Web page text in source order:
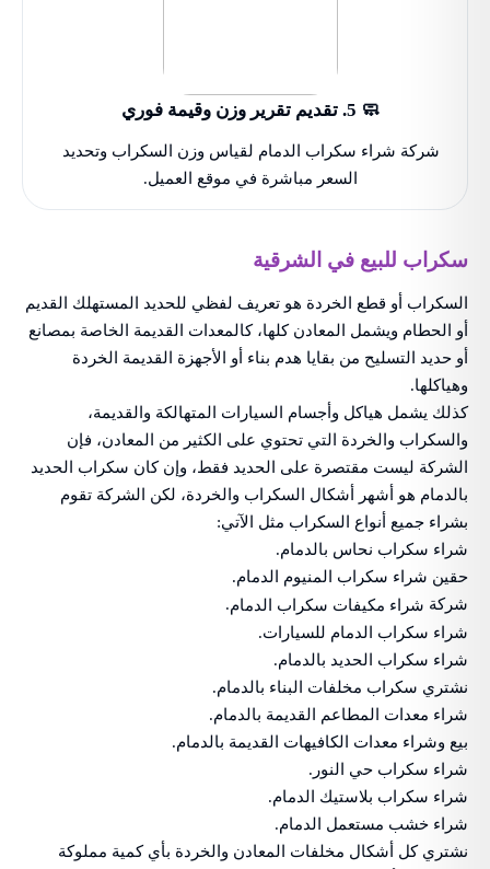
🧼 5. تقديم تقرير وزن وقيمة فوري
شركة شراء سكراب الدمام لقياس وزن السكراب وتحديد
السعر مباشرة في موقع العميل.
سكراب للبيع في الشرقية
السكراب أو قطع الخردة هو تعريف لفظي للحديد المستهلك القديم
أو الحطام ويشمل المعادن كلها، كالمعدات القديمة الخاصة بمصانع
أو حديد التسليح من بقايا هدم بناء أو الأجهزة القديمة الخردة
وهياكلها.
كذلك يشمل هياكل وأجسام السيارات المتهالكة والقديمة،
والسكراب والخردة التي تحتوي على الكثير من المعادن، فإن
الشركة ليست مقتصرة على الحديد فقط، وإن كان سكراب الحديد
بالدمام هو أشهر أشكال السكراب والخردة، لكن الشركة تقوم
بشراء جميع أنواع السكراب مثل الآتي:
شراء سكراب نحاس بالدمام.
حقين شراء سكراب المنيوم الدمام.
شركة شراء مكيفات سكراب الدمام.
شراء سكراب الدمام للسيارات.
شراء سكراب الحديد بالدمام.
نشتري سكراب مخلفات البناء بالدمام.
شراء معدات المطاعم القديمة بالدمام.
بيع وشراء معدات الكافيهات القديمة بالدمام.
شراء سكراب حي النور.
شراء سكراب بلاستيك الدمام.
شراء خشب مستعمل الدمام.
نشتري كل أشكال مخلفات المعادن والخردة بأي كمية مملوكة